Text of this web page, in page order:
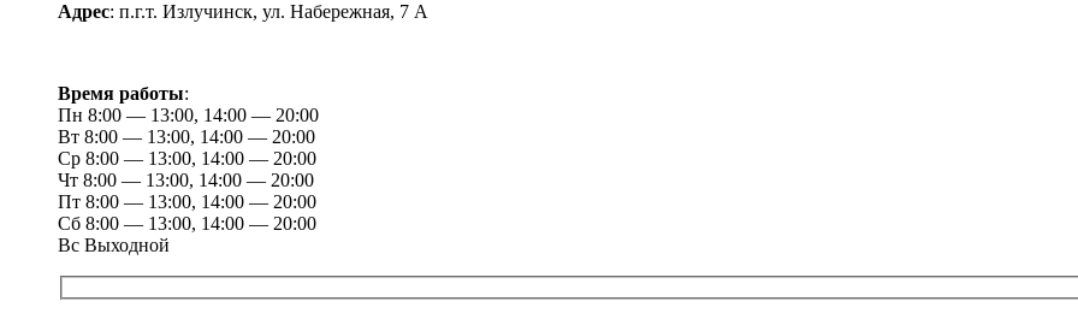
Адрес: п.г.т. Излучинск, ул. Набережная, 7 А
Время работы:
Пн 8:00 — 13:00, 14:00 — 20:00
Вт 8:00 — 13:00, 14:00 — 20:00
Ср 8:00 — 13:00, 14:00 — 20:00
Чт 8:00 — 13:00, 14:00 — 20:00
Пт 8:00 — 13:00, 14:00 — 20:00
Сб 8:00 — 13:00, 14:00 — 20:00
Вс Выходной